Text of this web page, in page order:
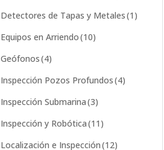
Detectores de Tapas y Metales(1)
Equipos en Arriendo(10)
Geófonos(4)
Inspección Pozos Profundos(4)
Inspección Submarina(3)
Inspección y Robótica(11)
Localización e Inspección(12)